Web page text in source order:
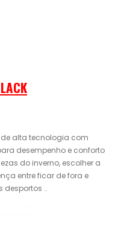
alta tecnologia com
desempenho e conforto
do inverno, escolher a
entre ficar de fora e
desportos ..